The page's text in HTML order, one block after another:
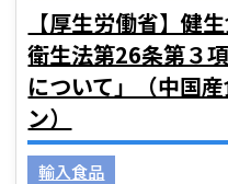
【厚生労働省】健
衛生法第26条第３
について」（中国
ン）
輸入食品